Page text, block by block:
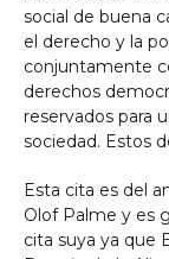
social de buena
el derecho y la
conjuntamente
derechos
reservados para
sociedad. Estos
Esta cita es del
Olof Palme y es
cita suya ya que